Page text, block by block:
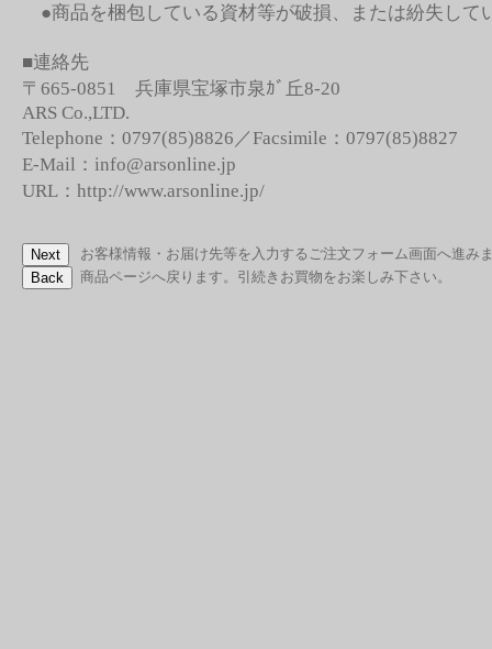
●商品を梱包している資材等が破損、または紛失して
■連絡先
〒665-0851 兵庫県宝塚市泉ｶﾞ丘8-20
ARS Co.,LTD.
Telephone：0797(85)8826／Facsimile：0797(85)8827
E-Mail：info@arsonline.jp
URL：http://www.arsonline.jp/
お客様情報・お届け先等を入力するご注文フォーム画面へ進み
商品ページへ戻ります。引続きお買物をお楽しみ下さい。